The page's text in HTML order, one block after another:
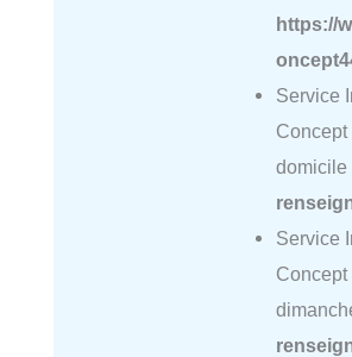
https://
Service
Concept
domicile
Service
Concept